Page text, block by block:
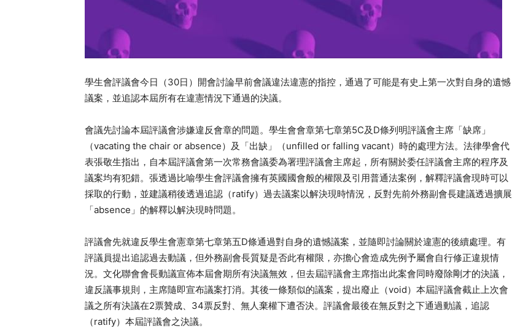
學生會評議會今日（30日）開會討論早前會議違法違憲的指控，通過了可能是有史上第一次對自身的遺憾
議案，並追認本屆所有在違憲情況下通過的決議。
會議先討論本屆評議會涉嫌違反會章的問題。學生會會章第七章第5C及D條列明評議會主席「缺席」
（vacating the chair or absence）及「出缺」（unfilled or falling vacant）時的處理方法。法律學會代
表張敬生指出，自本屆評議會第一次常務會議委為署理評議會主席起，所有關於委任評議會主席的程序及
議案均有犯錯。張透過比喻學生會評議會擁有英國國會般的權限及引用普通法案例，解釋評議會現時可以
採取的行動，並建議稍後透過追認（ratify）過去議案以解決現時情況，反對先前外務副會長建議透過擴展
「absence」的解釋以解決現時問題。
評議會先就違反學生會憲章第七章第五D條通過對自身的遺憾議案，並隨即討論關於違憲的後續處理。有
評議員提出追認過去動議，但外務副會長質疑是否此有權限，亦擔心會造成先例予屬會自行修正違規情
況。文化聯會會長動議宣佈本屆會期所有決議無效，但去屆評議會主席指出此案會同時廢除剛才的決議，
違反議事規則，主席隨即宣布議案打消。其後一條類似的議案，提出廢止（void）本屆評議會截止上次會
議之所有決議在2票贊成、34票反對、無人棄權下遭否決。評議會最後在無反對之下通過動議，追認
（ratify）本屆評議會之決議。